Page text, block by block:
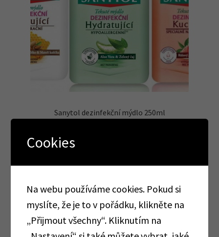
Sanytol dezinfekční mýdlo 250ml
Cookies
Na webu používáme cookies. Pokud si
myslíte, že je to v pořádku, klikněte na
„Přijmout všechny“. Kliknutím na